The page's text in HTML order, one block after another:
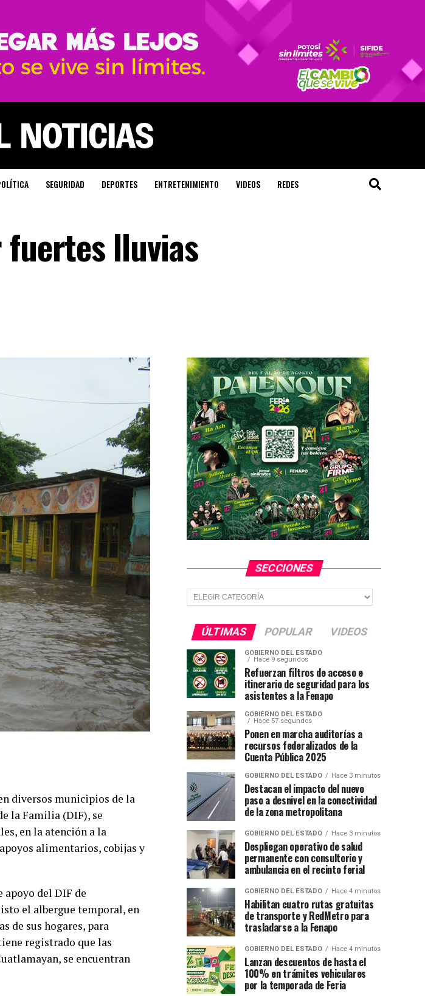
SEGURIDAD DEPORTES ENTRETENIMIENTO VIDEOS REDES
lluvias
diversos municipios de la
la Familia (DIF), se
en la atención a la
alimentarios, cobijas y
del DIF de
el albergue temporal, en
de sus hogares, para
registrado que las
se encuentran
SECCIONES
Secciones
ÚLTIMAS POPULAR VIDEOS
GOBIERNO DEL ESTADO
Hace 9 segundos
Refuerzan filtros de acceso e
itinerario de seguridad para los
asistentes a la Fenapo
GOBIERNO DEL ESTADO
Hace 57 segundos
Ponen en marcha auditorías a
recursos federalizados de la
Cuenta Pública 2025
GOBIERNO DEL ESTADO Hace 3 minutos
Destacan el impacto del nuevo
paso a desnivel en la conectividad
de la zona metropolitana
GOBIERNO DEL ESTADO Hace 3 minutos
Despliegan operativo de salud
permanente con consultorio y
ambulancia en el recinto ferial
GOBIERNO DEL ESTADO Hace 4 minutos
Habilitan cuatro rutas gratuitas
de transporte y RedMetro para
trasladarse a la Fenapo
GOBIERNO DEL ESTADO Hace 4 minutos
Lanzan descuentos de hasta el
100% en trámites vehiculares
por la temporada de Feria